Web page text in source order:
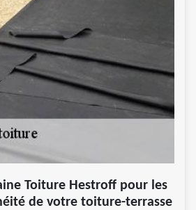
Toiture Hestroff pour les
de votre toiture-terrasse